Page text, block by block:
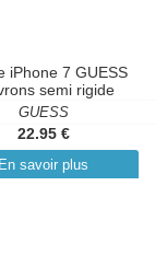
iPhone 7 GUESS
semi rigide
GUESS
22.95 €
En savoir plus